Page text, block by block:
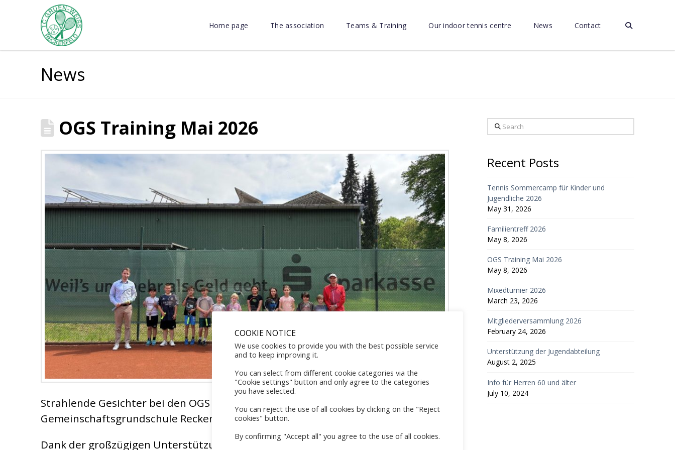
Home page The association Teams & Training Our indoor tennis centre News Contact
News
OGS Training Mai 2026
Strahlende Gesichter bei den OGS Kindern der Erich-Kästner
Gemeinschaftsgrundschule Reckenfeld.
Dank der großzügigen Unterstützung der Kreissparkasse Steinfurt können 12
Search
Recent Posts
Tennis Sommercamp für Kinder und
Jugendliche 2026
May 31, 2026
Familientreff 2026
May 8, 2026
OGS Training Mai 2026
May 8, 2026
Mixedturnier 2026
March 23, 2026
Mitgliederversammlung 2026
February 24, 2026
Unterstützung der Jugendabteilung
August 2, 2025
Info für Herren 60 und älter
July 10, 2024
COOKIE NOTICE
We use cookies to provide you with the best possible service
and to keep improving it.
You can select from different cookie categories via the
"Cookie settings" button and only agree to the categories
you have selected.
You can reject the use of all cookies by clicking on the "Reject
cookies" button.
By confirming "Accept all" you agree to the use of all cookies.